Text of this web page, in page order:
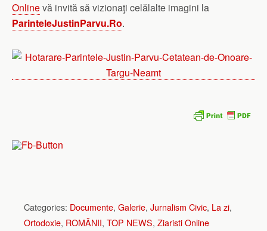
Onlinevă invită să vizionaţi celălalte imagini la
ParinteleJustinParvu.Ro.
Categories: Documente, Galerie, Jurnalism Civic, La zi,
Ortodoxie, ROMÂNII, TOP NEWS, Ziaristi Online